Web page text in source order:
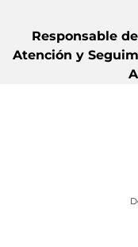
Responsable
Atención y